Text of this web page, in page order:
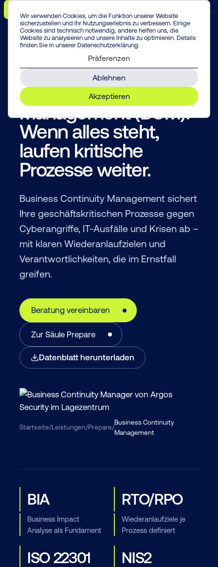
Wir verwenden Cookies, um die Funktion unserer Website
sicherzustellen und Ihr Nutzungserlebnis zu verbessern. Einige
Cookies sind technisch notwendig, andere helfen uns, die
Website zu analysieren und unsere Inhalte zu optimieren. Details
finden Sie in unserer Datenschutzerklärung.
Präferenzen
Ablehnen
Akzeptieren
Enter
Menü Vorfall melden!
BUSINESS CONTINUITY MANAGEMENT
Business Continuity
Management (BCM):
Wenn alles steht,
laufen kritische
Prozesse weiter.
Business Continuity Management sichert
Ihre geschäftskritischen Prozesse gegen
Cyberangriffe, IT-Ausfälle und Krisen ab –
mit klaren Wiederanlaufzielen und
Verantwortlichkeiten, die im Ernstfall
greifen.
Beratung vereinbaren
Zur Säule Prepare
Datenblatt herunterladen
Startseite/Leistungen/Prepare/
Business Continuity
Management
BIA
Business Impact
Analyse als Fundament
RTO/RPO
Wiederanlaufziele je
Prozess definiert
ISO 22301 NIS2